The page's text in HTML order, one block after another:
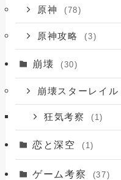
原神 (78)
原神攻略 (3)
崩壊 (30)
崩壊スターレイル
狂気考察 (1)
恋と深空 (1)
ゲーム考察 (37)